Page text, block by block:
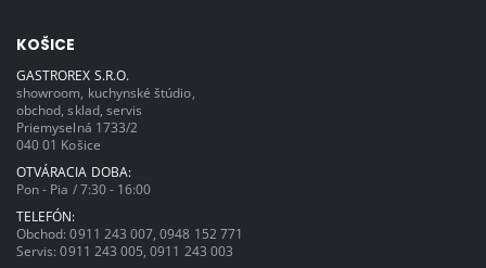
KOŠICE
GASTROREX S.R.O.
showroom, kuchynské štúdio,
obchod, sklad, servis
Priemyselná 1733/2
040 01 Košice
OTVÁRACIA DOBA:
Pon - Pia / 7:30 - 16:00
TELEFÓN:
Obchod:0911 243 007,0948 152 771
Servis:0911 243 005,0911 243 003